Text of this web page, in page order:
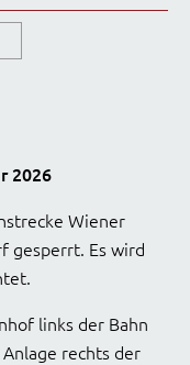
2026
Wiener
gesperrt. Es wird
links der Bahn
rechts der